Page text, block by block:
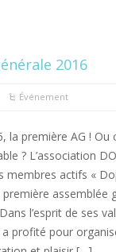
2016
Événement
la première AG ! Ou
? L’association
membres actifs «
assemblée
l’esprit de ses
a profité pour